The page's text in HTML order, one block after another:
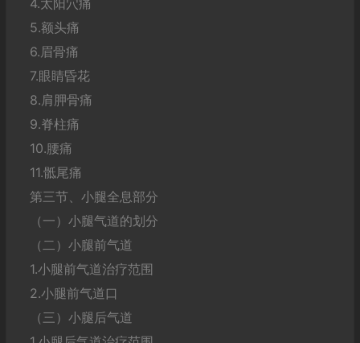
4.太阳穴痛
5.额头痛
6.眉骨痛
7.眼睛昏花
8.肩胛骨痛
9.脊柱痛
10.腰痛
11.骶尾痛
第三节、小腿全息部分
（一）小腿气道的划分
（二）小腿前气道
1.小腿前气道治疗范围
2.小腿前气道口
（三）小腿后气道